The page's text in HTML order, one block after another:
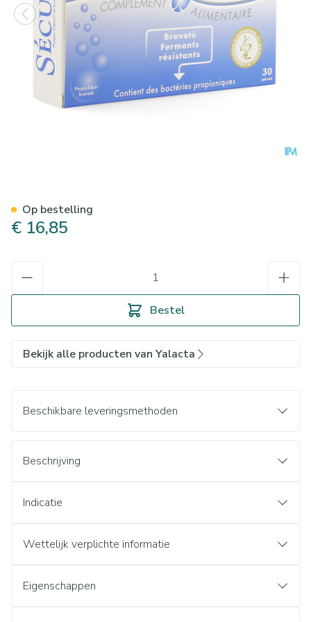
€ 16,85
Bestel
Op bestelling
Bekijk alle producten van Yalacta
Beschikbare leveringsmethoden
Beschrijving
Indicatie
Wettelijk verplichte informatie
Eigenschappen